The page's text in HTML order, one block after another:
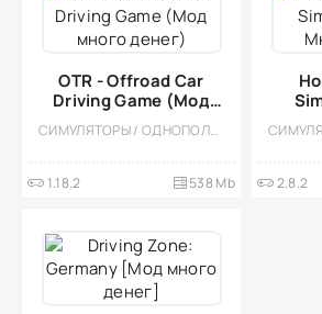
OTR - Offroad Car
Driving Game (Мод
много денег)
СИМУЛЯТОРЫ / ОДНОПОЛЬЗОВАТЕЛЬСКИЕ / СТИЛИЗАЦИЯ / ОФЛАЙН / МОД / 3D / ЭКСТРЕМАЛЬНАЯ ЕЗДА / ВСТРОЕННЫЙ КЕШ / СОРЕВНОВАТЕЛЬНАЯ / МНОГОПОЛЬЗОВАТЕЛЬСКАЯ / PVP
1.18.2 538 Mb 2.8.2